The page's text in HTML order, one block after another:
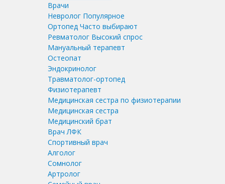
Врачи
Невролог Популярное
Ортопед Часто выбирают
Ревматолог Высокий спрос
Мануальный терапевт
Остеопат
Эндокринолог
Травматолог-ортопед
Физиотерапевт
Медицинская сестра по физиотерапии
Медицинская сестра
Медицинский брат
Врач ЛФК
Спортивный врач
Алголог
Сомнолог
Артролог